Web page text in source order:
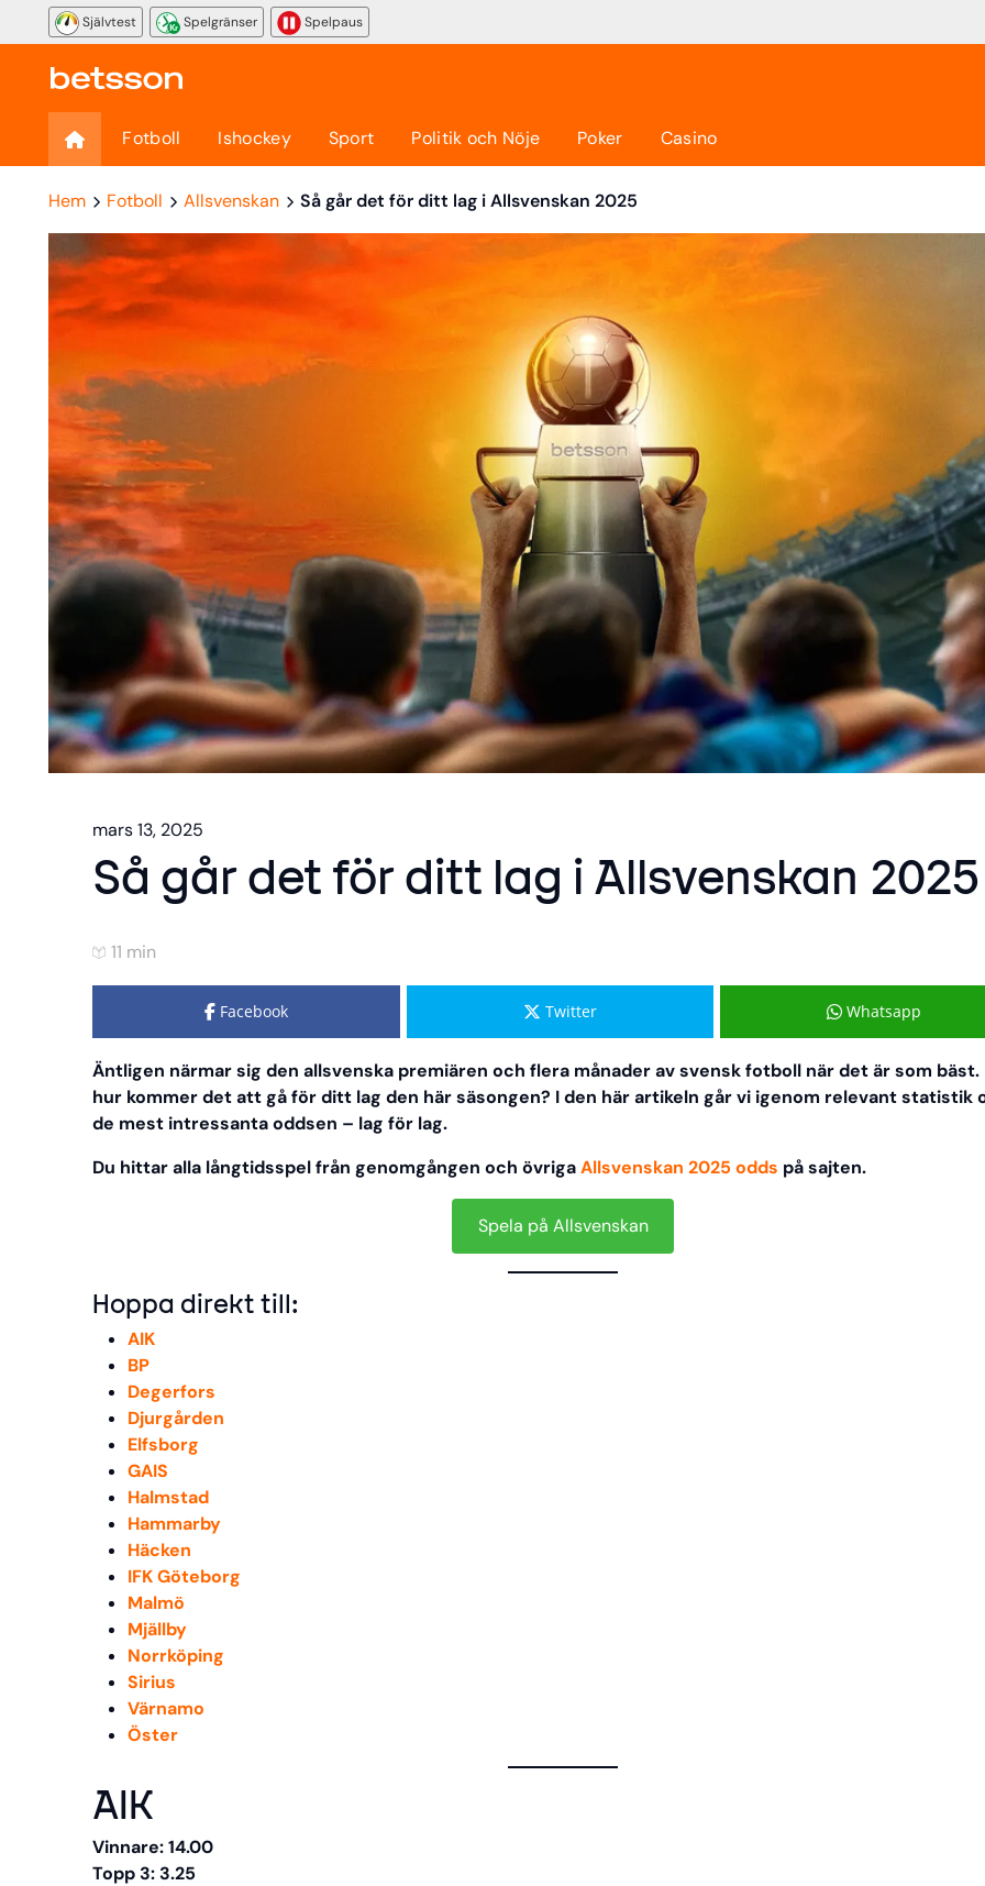
Självtest Spelgränser Spelpaus
Fotboll Ishockey Sport Politik och Nöje Poker Casino
Hem Fotboll Allsvenskan Så går det för ditt lag i Allsvenskan 2025
mars 13, 2025
Så går det för ditt lag i Allsvenskan 2025
11 min
Facebook Twitter Whatsapp
Äntligen närmar sig den allsvenska premiären och flera månader av svensk fotboll när det är som bäst.
hur kommer det att gå för ditt lag den här säsongen? I den här artikeln går vi igenom relevant statistik
de mest intressanta oddsen – lag för lag.
Du hittar alla långtidsspel från genomgången och övrigaAllsvenskan 2025 odds på sajten.
Spela på Allsvenskan
Hoppa direkt till:
AIK
BP
Degerfors
Djurgården
Elfsborg
GAIS
Halmstad
Hammarby
Häcken
IFK Göteborg
Malmö
Mjällby
Norrköping
Sirius
Värnamo
Öster
AIK
Vinnare: 14.00
Topp 3: 3.25